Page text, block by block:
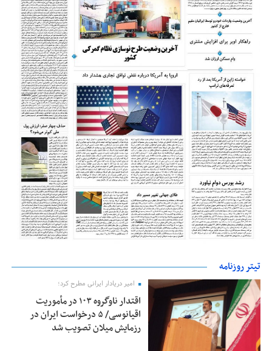
تیتر روزنامه
امیر دریادار ایرانی مطرح کرد؛
اقتدار ناوگروه ۱۰۳ در مأموریت‌
اقیانوسی/ ۵ درخواست ایران در
رزمایش میلان تصویب شد